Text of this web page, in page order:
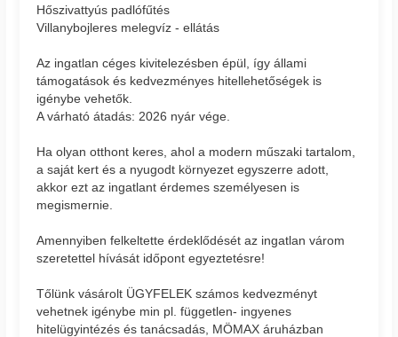
Hőszivattyús padlófűtés
Villanybojleres melegvíz - ellátás
Az ingatlan céges kivitelezésben épül, így állami
támogatások és kedvezményes hitellehetőségek is
igénybe vehetők.
A várható átadás: 2026 nyár vége.
Ha olyan otthont keres, ahol a modern műszaki tartalom,
a saját kert és a nyugodt környezet egyszerre adott,
akkor ezt az ingatlant érdemes személyesen is
megismernie.
Amennyiben felkeltette érdeklődését az ingatlan várom
szeretettel hívását időpont egyeztetésre!
Tőlünk vásárolt ÜGYFELEK számos kedvezményt
vehetnek igénybe min pl. független- ingyenes
hitelügyintézés és tanácsadás, MÖMAX áruházban